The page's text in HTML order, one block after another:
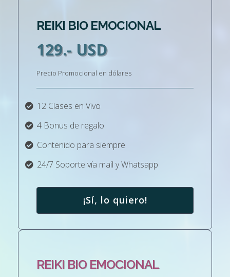
REIKI BIO EMOCIONAL
129.- USD
Precio Promocional en dólares
12 Clases en Vivo
4 Bonus de regalo
Contenido para siempre
24/7 Soporte vía mail y Whatsapp
¡Sí, lo quiero!
REIKI BIO EMOCIONAL